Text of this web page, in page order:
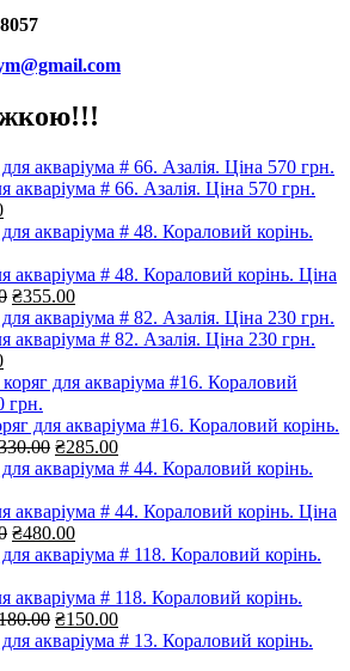
акваріума # 66. Азалія. Ціна 570 грн.
Поточна
ціна:
акваріума # 48. Кораловий корінь. Ціна
Оригінальна
ціна:
₴465.00.
₴355.00Поточна
ціна:
₴355.00.
акваріума # 82. Азалія. Ціна 230 грн.
Поточна
ціна:
₴150.00.
для акваріума #16. Кораловий корінь.
Оригінальна
ціна:
₴285.00Поточна
ціна:
акваріума # 44. Кораловий корінь. Ціна
Оригінальна
ціна:
₴480.00Поточна
ціна:
акваріума # 118. Кораловий корінь.
Оригінальна
ціна:
₴150.00Поточна
ціна: